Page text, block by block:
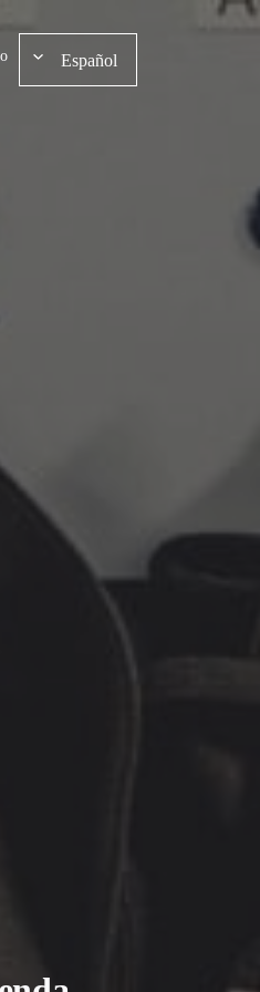
Español